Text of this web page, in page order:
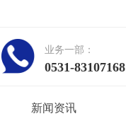
业务一部：
0531-83107168
新闻资讯